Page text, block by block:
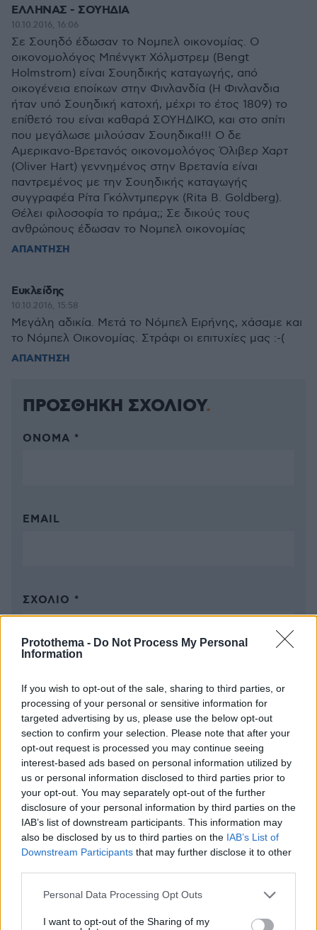
Protothema - Do Not Process My Personal
Information
If you wish to opt-out of the sale, sharing to third parties, or
processing of your personal or sensitive information for
targeted advertising by us, please use the below opt-out
section to confirm your selection. Please note that after your
opt-out request is processed you may continue seeing
interest-based ads based on personal information utilized by
us or personal information disclosed to third parties prior to
your opt-out. You may separately opt-out of the further
disclosure of your personal information by third parties on the
IAB’s list of downstream participants. This information may
also be disclosed by us to third parties on the IAB’s List of
Downstream Participants that may further disclose it to other
Please note that this website/app uses one or more Google
not limited to your visit or usage behaviour. You may click to
Personal Data Processing Opt Outs
I want to opt-out of the Sharing of my
ΕΛΛΗΝΑΣ - ΣΟΥΗΔΙΑ
10.10.2016, 16:06
Σε Σουηδό έδωσαν το Νομπελ οικονομίας. Ο
οικονομολόγος Μπένγκτ Χόλμστρεμ (Bengt
Holmstrοm) είναι Σουηδικής καταγωγής, από
οικογένεια εποίκων στην Φινλανδία (Η Φινλανδια
ήταν υπό Σουηδική κατοχή, μέχρι το έτος 1809) το
επίθετό του είναι καθαρά ΣΟΥΗΔΙΚΟ, και στο σπίτι
που μεγάλωσε μιλούσαν Σουηδικα!!! Ο δε
Αμερικανο-Βρετανός οικονομολόγος Όλιβερ Χαρτ
(Oliver Hart) γεννημένος στην Βρετανία είναι
παντρεμένος με την Σουηδικής καταγωγής
συγγραφέα Ρίτα Γκόλντμπεργκ (Rita B. Goldberg).
Θέλει φιλοσοφία το πράμα;; Σε δικούς τους
ανθρώπους έδωσαν το Νομπελ οικονομίας
ΑΠΑΝΤΗΣΗ
Ευκλείδης
10.10.2016, 15:58
Μεγάλη αδικία. Μετά το Νόμπελ Ειρήνης, χάσαμε και
το Νόμπελ Οικονομίας. Στράφι οι επιτυχίες μας :-(
ΑΠΑΝΤΗΣΗ
ΠΡΟΣΘΗΚΗ ΣΧΟΛΙΟΥ
ΌΝΟΜΑ *
EMAIL
ΣΧΌΛΙΟ *
Απομένουν2500χαρακτήρες
* Υποχρεωτικά πεδία
ΡΟΗ ΕΙΔΗΣΕΩΝ